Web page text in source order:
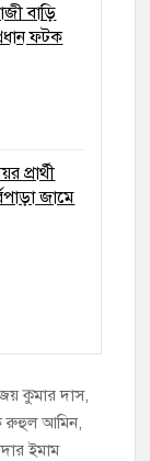
বাড়ি
ফটক
প্রার্থী
জামে
কুমার দাস,
রুহুল আমিন,
ইমাম